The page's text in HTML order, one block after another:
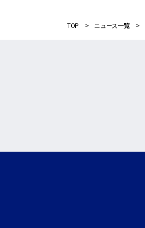
TOP ニュース一覧